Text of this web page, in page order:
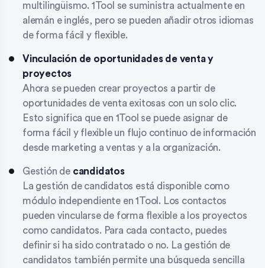
multilingüismo. 1Tool se suministra actualmente en
alemán e inglés, pero se pueden añadir otros idiomas
de forma fácil y flexible.
Vinculación de oportunidades de venta y
proyectos
Ahora se pueden crear proyectos a partir de
oportunidades de venta exitosas con un solo clic.
Esto significa que en 1Tool se puede asignar de
forma fácil y flexible un flujo continuo de información
desde marketing a ventas y a la organización.
Gestión de candidatos
La gestión de candidatos está disponible como
módulo independiente en 1Tool. Los contactos
pueden vincularse de forma flexible a los proyectos
como candidatos. Para cada contacto, puedes
definir si ha sido contratado o no. La gestión de
candidatos también permite una búsqueda sencilla